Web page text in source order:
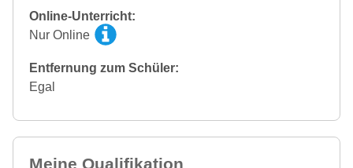
Online-Unterricht:
Nur Online
Entfernung zum Schüler:
Egal
Meine Qualifikation